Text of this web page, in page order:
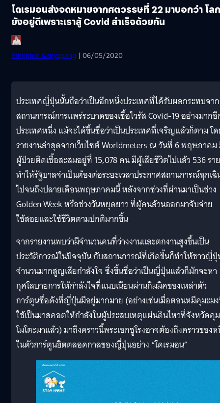
โดเรมอนส่งจดหมายจากศตวรรษที่ 22 มาบอกว่า โลก
ยังอยู่ดีเพราะเราสู้ Covid สำเร็จด้วยกัน
Vinijphat Kanyapong | 06/05/2020
ประเทศญี่ปุ่นนั้นถือว่าเป็นอีกหนึ่งประเทศที่ได้รับผลกระทบจาก
สถานการณ์การแพร่ระบาดของเชื้อไวรัส Covid-19 อย่างมาก
ประเทศหนึ่ง แม้จะได้ขึ้นชื่อว่าเป็นประเทศที่เจริญแล้วก็ตาม โ
รายงานล่าสุดจากเว็บไซต์ Worldmeters ณ วันที่ 6 พฤษภาคม
ผู้ป่วยติดเชื้อสะสมอยู่ที่ 15,078 คน มีผู้เสียชีวิตไปแล้ว 536 ราย
ทำให้รัฐบาลจำเป็นต้องต่อระยะเวลาประกาศสถานการณ์ฉุกเฉิ
ไปจนถึงปลายเดือนพฤษภาคมนี้ หลังจากช่วงที่ผ่านมาเป็นช่วง
Golden Week หรือช่วงวันหยุดยาว ที่ผู้คนล้วนออกมาจับจ่าย
ใช้สอยและใช้ชีวิตตามปกติมากขึ้น
จากรายงานพบว่ามีจำนวนคนที่ว่างงานและตกงานสูงขึ้นเป็น
ประวัติการณ์ในปัจจุบัน กับสถานการณ์ที่เกิดขึ้นก็ทำให้ชาวญี่
จำนวนมากสูญเสียกำลังใจ ซึ่งขึ้นชื่อว่าเป็นญี่ปุ่นแล้วก็มักจะหา
กุศโลบายการให้กำลังใจที่แนบเนียนผ่านกิมมิคของเหล่าตัว
การ์ตูนชื่อดังที่ญี่ปุ่นมีอยู่มากมาย (อย่างเช่นเมื่อตอนหมีคุมะม
ใช้เป็นมาสคอตให้กำลังในผู้ประสบเหตุแผ่นดินไหวที่จังหวัดคุ
โมโตะมาแล้ว) มาถึงคราวนี้พระเอกชูโรงอาจต้องถึงคราวของ
ในตัวการ์ตูนฮิตตลอดกาลของญี่ปุ่นอย่าง “โดเรมอน”